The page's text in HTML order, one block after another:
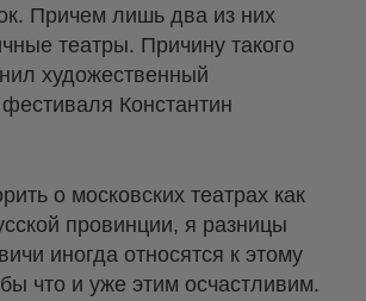
Причем лишь два из них
театры. Причину такого
художественный
Константин
о московских театрах как
провинции, я разницы
иногда относятся к этому
что и уже этим осчастливим.